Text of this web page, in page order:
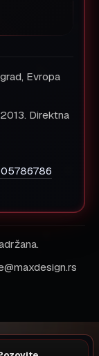
Evropa
Direktna